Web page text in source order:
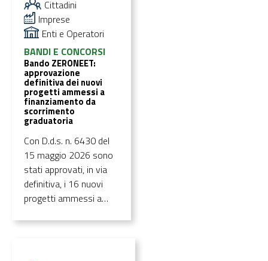
Cittadini
Imprese
Enti e Operatori
BANDI E CONCORSI
Bando ZERONEET:
approvazione
definitiva dei nuovi
progetti ammessi a
finanziamento da
scorrimento
graduatoria
Con D.d.s. n. 6430 del
15 maggio 2026 sono
stati approvati, in via
definitiva, i 16 nuovi
progetti ammessi a
interventi integrati di